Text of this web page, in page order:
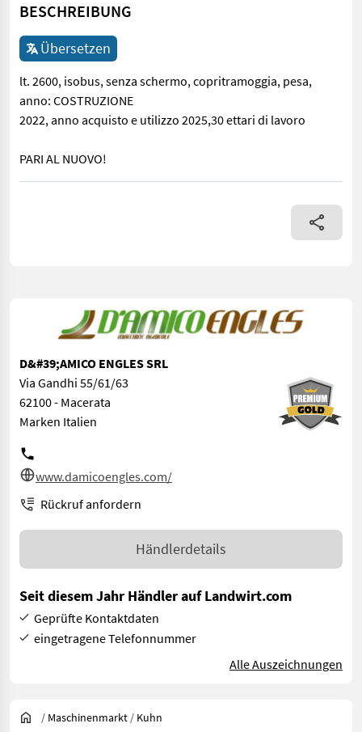
BESCHREIBUNG
Übersetzen
lt. 2600, isobus, senza schermo, copritramoggia, pesa,
anno: COSTRUZIONE
2022, anno acquisto e utilizzo 2025,30 ettari di lavoro
PARI AL NUOVO!
lt. 2600, isobus, senza schermo, copritramoggia, pesa, anno:
D&#39;AMICO ENGLES SRL
Via Gandhi 55/61/63
62100 - Macerata
Marken Italien
www.damicoengles.com/
Rückruf anfordern
Händlerdetails
Seit diesem Jahr Händler auf Landwirt.com
Geprüfte Kontaktdaten
eingetragene Telefonnummer
Alle Auszeichnungen
/ Maschinenmarkt / Kuhn